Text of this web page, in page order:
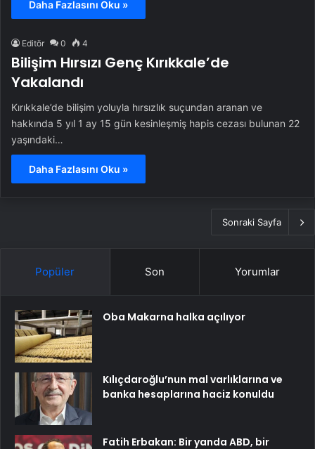
Daha Fazlasını Oku »
Editör 0 4
Bilişim Hırsızı Genç Kırıkkale’de
Yakalandı
Kırıkkale’de bilişim yoluyla hırsızlık suçundan aranan ve
hakkında 5 yıl 1 ay 15 gün kesinleşmiş hapis cezası bulunan 22
yaşındaki…
Daha Fazlasını Oku »
Sonraki Sayfa
Popüler Son Yorumlar
Oba Makarna halka açılıyor
Kılıçdaroğlu’nun mal varlıklarına ve
banka hesaplarına haciz konuldu
Fatih Erbakan: Bir yanda ABD, bir